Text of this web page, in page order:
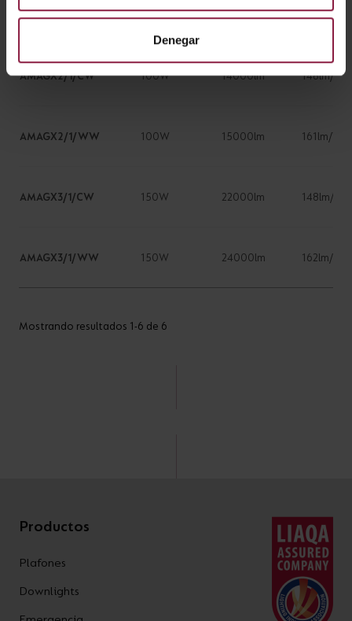
Denegar
AMAGX1/1/WW 50W 7900lm 154lm/W
AMAGX2/1/CW 100W 14000lm 148lm/W
AMAGX2/1/WW 100W 15000lm 161lm/W
AMAGX3/1/CW 150W 22000lm 148lm/W
AMAGX3/1/WW 150W 24000lm 162lm/W
Mostrando resultados 1-6 de 6
Productos
Plafones
Downlights